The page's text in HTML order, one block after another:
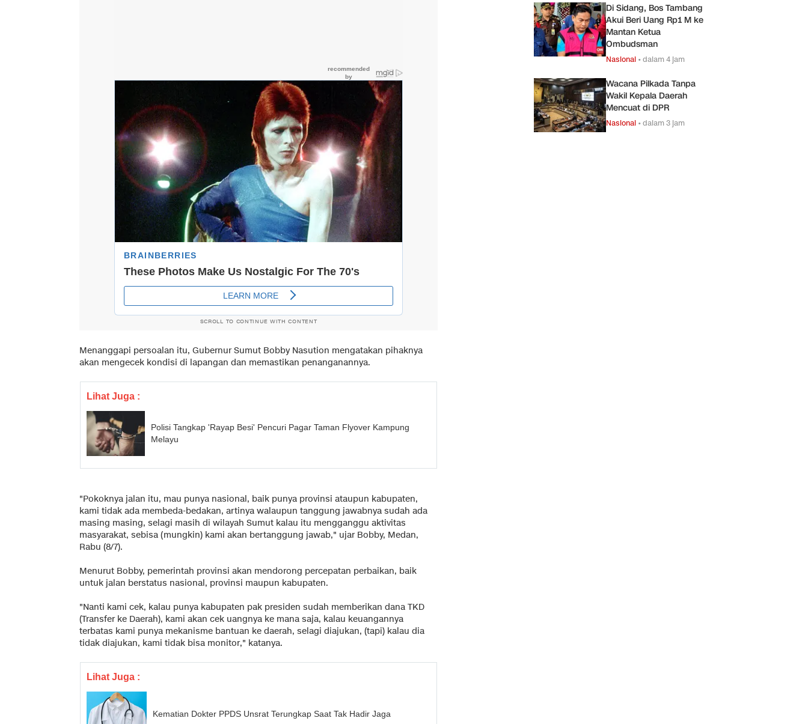
SCROLL TO CONTINUE WITH CONTENT
Menanggapi persoalan itu, Gubernur Sumut Bobby Nasution mengatakan pihaknya
akan mengecek kondisi di lapangan dan memastikan penanganannya.
Lihat Juga :
Polisi Tangkap 'Rayap Besi' Pencuri Pagar Taman Flyover Kampung
Melayu
"Pokoknya jalan itu, mau punya nasional, baik punya provinsi ataupun kabupaten,
kami tidak ada membeda-bedakan, artinya walaupun tanggung jawabnya sudah ada
masing masing, selagi masih di wilayah Sumut kalau itu mengganggu aktivitas
masyarakat, sebisa (mungkin) kami akan bertanggung jawab," ujar Bobby, Medan,
Rabu (8/7).
Menurut Bobby, pemerintah provinsi akan mendorong percepatan perbaikan, baik
untuk jalan berstatus nasional, provinsi maupun kabupaten.
"Nanti kami cek, kalau punya kabupaten pak presiden sudah memberikan dana TKD
(Transfer ke Daerah), kami akan cek uangnya ke mana saja, kalau keuangannya
terbatas kami punya mekanisme bantuan ke daerah, selagi diajukan, (tapi) kalau dia
tidak diajukan, kami tidak bisa monitor," katanya.
Lihat Juga :
Kematian Dokter PPDS Unsrat Terungkap Saat Tak Hadir Jaga
Di Sidang, Bos Tambang
Akui Beri Uang Rp1 M ke
Mantan Ketua
Ombudsman
Nasional •dalam 4 jam
Wacana Pilkada Tanpa
Wakil Kepala Daerah
Mencuat di DPR
Nasional •dalam 3 jam